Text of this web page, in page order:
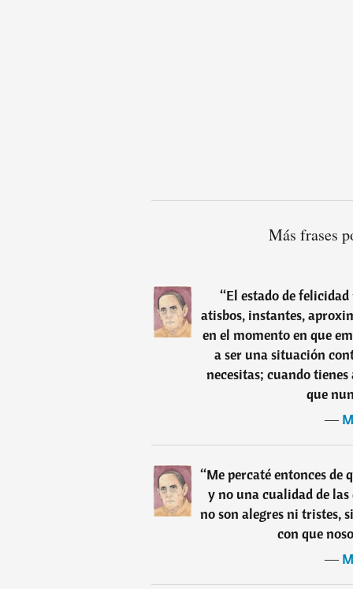
Más frases
“El estado de
atisbos, instantes,
en el momento en que
a ser una situación
necesitas; cuando
que
―
“Me percaté entonces de
y no una cualidad de las
no son alegres ni tristes,
con que
―